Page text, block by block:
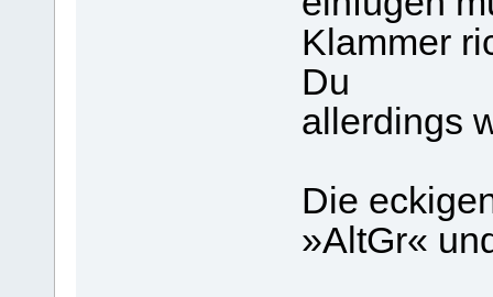
Klammer
Du
allerdings
Die
»AltGr«